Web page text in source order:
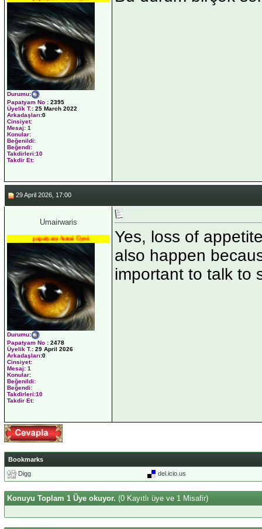
Durumu:
Papatyam No : 2395
Üyelik T.: 25 March 2022
Arkadaşları:0
Cinsiyet:
Mesaj: 1
Konular:
Beğenildi:
Beğendi:
Takdirleri:10
Takdir Et:
29 April 2026, 17:00
Umairwaris
papatyam Acemi Üyesi
Durumu:
Papatyam No : 2478
Üyelik T.: 29 April 2026
Arkadaşları:0
Cinsiyet:
Mesaj: 1
Konular:
Beğenildi:
Beğendi:
Takdirleri:10
Takdir Et:
Yes, loss of
also happen
important to talk to
Bookmarks
Digg
del.icio.us
Konuyu Toplam 1 Üye okuyor. (0 Kayıtlı üye ve 1 Misafir)